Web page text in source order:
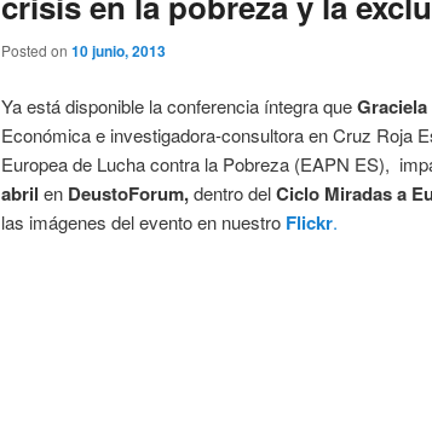
Posted on 10 junio, 2013
Ya está disponible la conferencia íntegra que
Económica e investigadora-consultora en Cruz Roja
Europea de Lucha contra la Pobreza (EAPN ES),
abril en DeustoForum,dentro delCiclo Miradas a
las imágenes del evento en nuestro Flickr.